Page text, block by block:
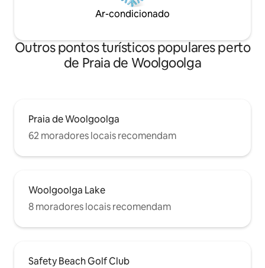
Ar-condicionado
Outros pontos turísticos populares perto
de Praia de Woolgoolga
Praia de Woolgoolga
62 moradores locais recomendam
Woolgoolga Lake
8 moradores locais recomendam
Safety Beach Golf Club